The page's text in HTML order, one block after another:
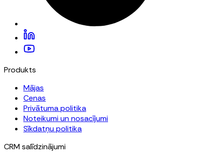
Produkts
Mājas
Cenas
Privātuma politika
Noteikumi un nosacījumi
Sīkdatņu politika
CRM salīdzinājumi